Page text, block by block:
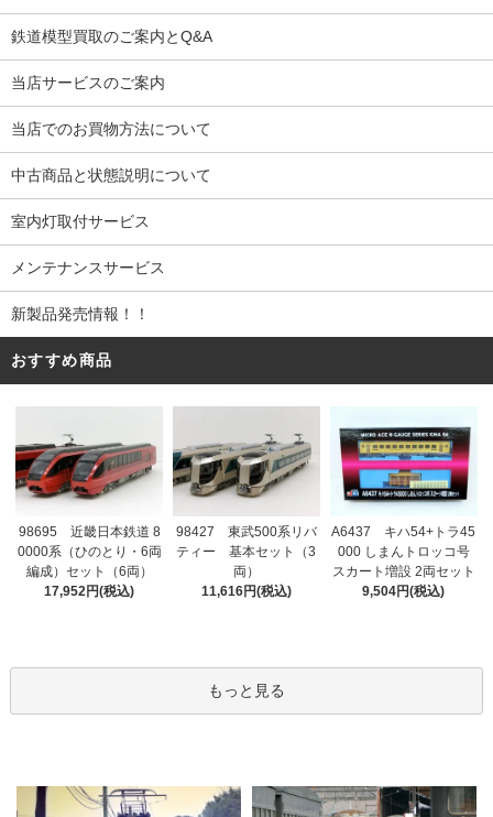
鉄道模型買取のご案内とQ&A
当店サービスのご案内
当店でのお買物方法について
中古商品と状態説明について
室内灯取付サービス
メンテナンスサービス
新製品発売情報！！
おすすめ商品
98695 近畿日本鉄道 8
0000系（ひのとり・6両
編成）セット（6両）
17,952円(税込)
98427 東武500系リバ
ティー 基本セット（3
両）
11,616円(税込)
A6437 キハ54+トラ45
000 しまんトロッコ号
スカート増設 2両セット
9,504円(税込)
もっと見る